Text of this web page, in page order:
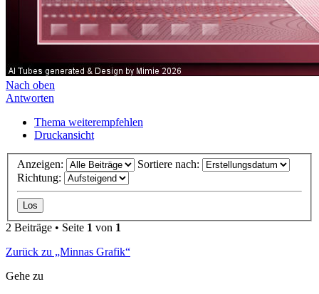
Nach oben
Antworten
Thema weiterempfehlen
Druckansicht
Anzeigen:
Sortiere nach:
Richtung:
2 Beiträge • Seite 1 von 1
Zurück zu „Minnas Grafik“
Gehe zu